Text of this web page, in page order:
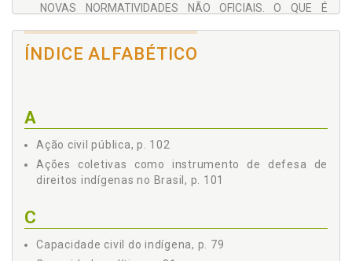
NOVAS NORMATIVIDADES NÃO OFICIAIS. O QUE É
65
RELAÇÃO AOS INDÍGENAS, p. 73
3.1 DO DIREITO À DIFERENÇA, p. 73
3.2 DIREITO AO DEVIDO PROCESSO LEGAL, p. 75
3.3 CULPABILIDADE PENAL DO INDÍGENA, p. 76
3.6 CONFLITOS ENTRE OS DIREITOS HUMANOS
INTERNACIONAIS E PRÁTICAS CULTURAIS INDÍGENAS, p.
ÍNDICE ALFABÉTICO
A
Ação civil pública, p. 102
Ações coletivas como instrumento de defesa de
direitos indígenas no Brasil, p. 101
C
Capacidade civil do indígena, p. 79